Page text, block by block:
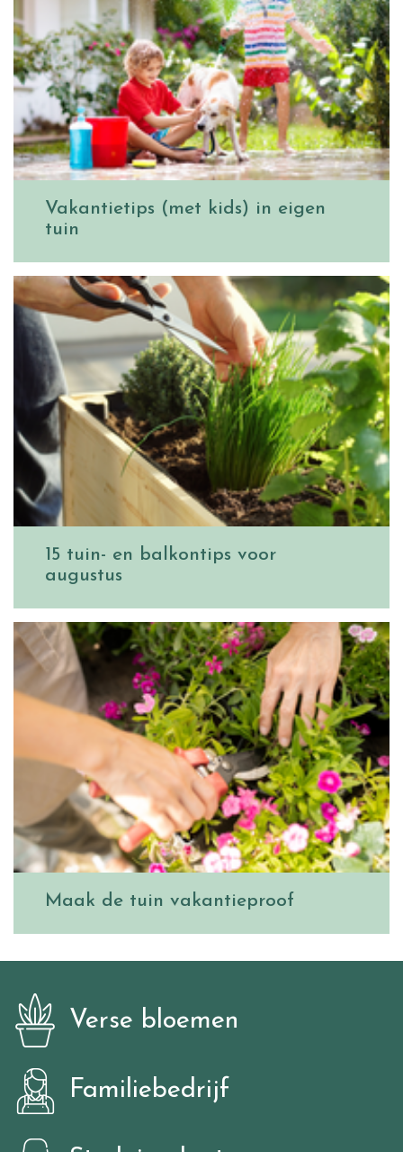
Vakantietips (met kids) in eigen
tuin
15 tuin- en balkontips voor
augustus
Maak de tuin vakantieproof
Verse bloemen
Familiebedrijf